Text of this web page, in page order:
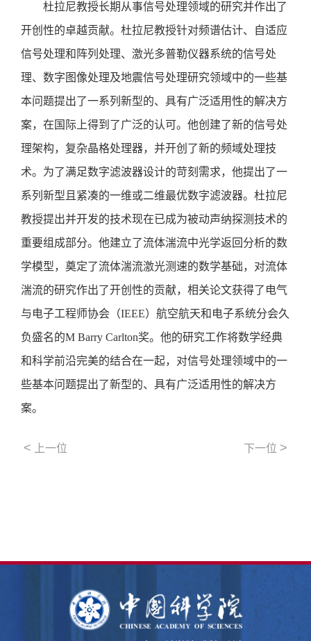
杜拉尼教授长期从事信号处理领域的研究并作出了
开创性的卓越贡献。杜拉尼教授针对频谱估计、自适应
信号处理和阵列处理、激光多普勒仪器系统的信号处
理、数字图像处理及地震信号处理研究领域中的一些基
本问题提出了一系列新型的、具有广泛适用性的解决方
案，在国际上得到了广泛的认可。他创建了新的信号处
理架构，复杂晶格处理器，并开创了新的频域处理技
术。为了满足数字滤波器设计的苛刻需求，他提出了一
系列新型且紧凑的一维或二维最优数字滤波器。杜拉尼
教授提出并开发的技术现在已成为被动声纳探测技术的
重要组成部分。他建立了流体湍流中光学返回分析的数
学模型，奠定了流体湍流激光测速的数学基础，对流体
湍流的研究作出了开创性的贡献，相关论文获得了电气
与电子工程师协会（IEEE）航空航天和电子系统分会久
负盛名的M Barry Carlton奖。他的研究工作将数学经典
和科学前沿完美的结合在一起，对信号处理领域中的一
些基本问题提出了新型的、具有广泛适用性的解决方
案。
< 上一位 下一位 >